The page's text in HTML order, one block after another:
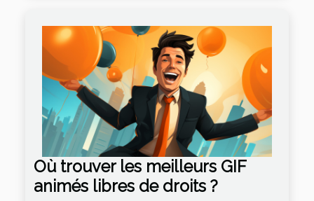
Où trouver les meilleurs GIF
animés libres de droits ?